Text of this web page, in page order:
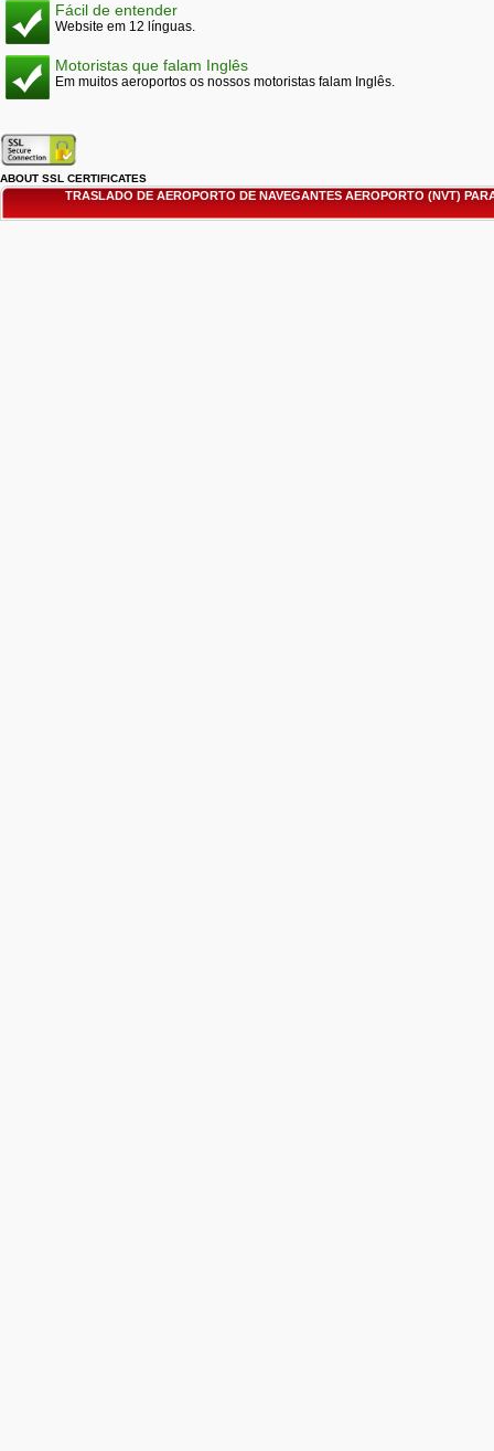
Fácil de entender
Website em 12 línguas.
Motoristas que falam Inglês
Em muitos aeroportos os nossos motoristas falam Inglês.
ABOUT SSL CERTIFICATES
TRASLADO DE AEROPORTO DE NAVEGANTES AEROPORTO (NVT)